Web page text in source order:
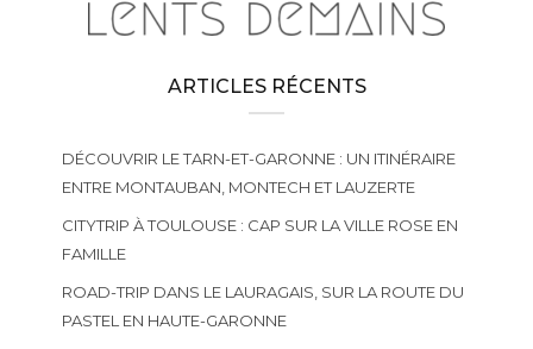
ARTICLES RÉCENTS
DÉCOUVRIR LE TARN-ET-GARONNE : UN ITINÉRAIRE
ENTRE MONTAUBAN, MONTECH ET LAUZERTE
CITYTRIP À TOULOUSE : CAP SUR LA VILLE ROSE EN
FAMILLE
ROAD-TRIP DANS LE LAURAGAIS, SUR LA ROUTE DU
PASTEL EN HAUTE-GARONNE